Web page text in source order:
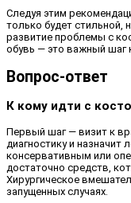
Следуя этим
только будет стильной,
развитие проблемы с
обувь — это важный шаг
Вопрос-ответ
К кому идти с
Первый шаг — визит к
диагностику и
консервативным или
достаточно средств,
Хирургическое
запущенных случаях.